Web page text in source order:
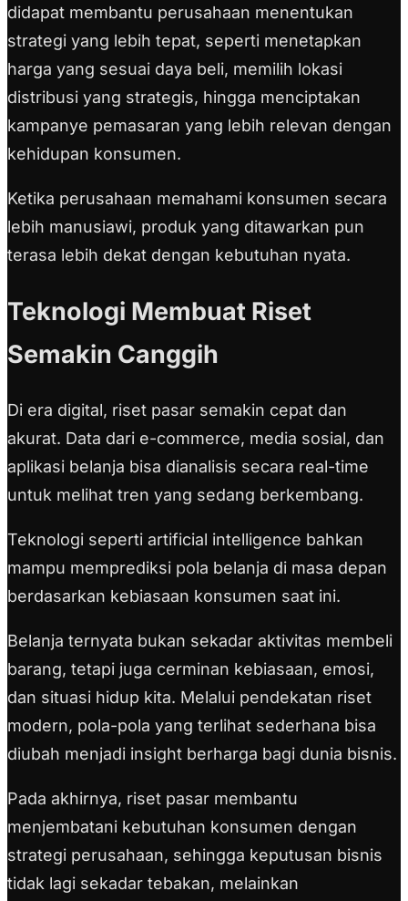
didapat membantu perusahaan menentukan
strategi yang lebih tepat, seperti menetapkan
harga yang sesuai daya beli, memilih lokasi
distribusi yang strategis, hingga menciptakan
kampanye pemasaran yang lebih relevan dengan
kehidupan konsumen.
Ketika perusahaan memahami konsumen secara
lebih manusiawi, produk yang ditawarkan pun
terasa lebih dekat dengan kebutuhan nyata.
Teknologi Membuat Riset
Semakin Canggih
Di era digital, riset pasar semakin cepat dan
akurat. Data dari e-commerce, media sosial, dan
aplikasi belanja bisa dianalisis secara real-time
untuk melihat tren yang sedang berkembang.
Teknologi seperti artificial intelligence bahkan
mampu memprediksi pola belanja di masa depan
berdasarkan kebiasaan konsumen saat ini.
Belanja ternyata bukan sekadar aktivitas membeli
barang, tetapi juga cerminan kebiasaan, emosi,
dan situasi hidup kita. Melalui pendekatan riset
modern, pola-pola yang terlihat sederhana bisa
diubah menjadi insight berharga bagi dunia bisnis.
Pada akhirnya, riset pasar membantu
menjembatani kebutuhan konsumen dengan
strategi perusahaan, sehingga keputusan bisnis
tidak lagi sekadar tebakan, melainkan